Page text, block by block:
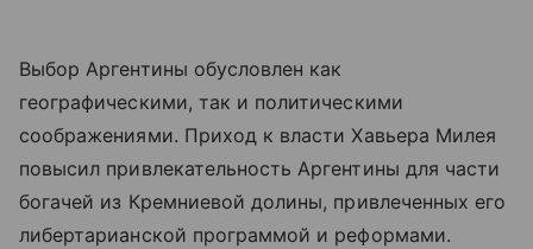
Выбор Аргентины обусловлен как
географическими, так и политическими
соображениями. Приход к власти Хавьера Милея
повысил привлекательность Аргентины для части
богачей из Кремниевой долины, привлеченных его
либертарианской программой и реформами.